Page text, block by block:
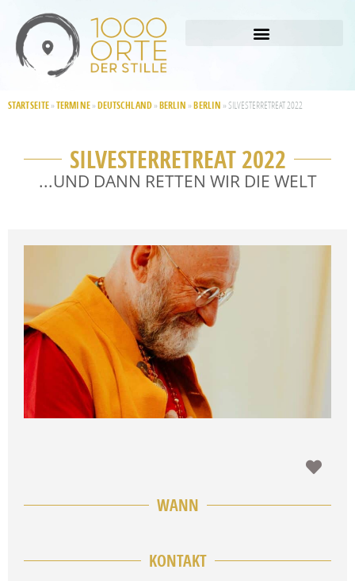
STARTSEITE » TERMINE» DEUTSCHLAND» BERLIN »BERLIN »SILVESTERRETREAT 2022
SILVESTERRETREAT 2022
...UND DANN RETTEN WIR DIE WELT
WANN
KONTAKT